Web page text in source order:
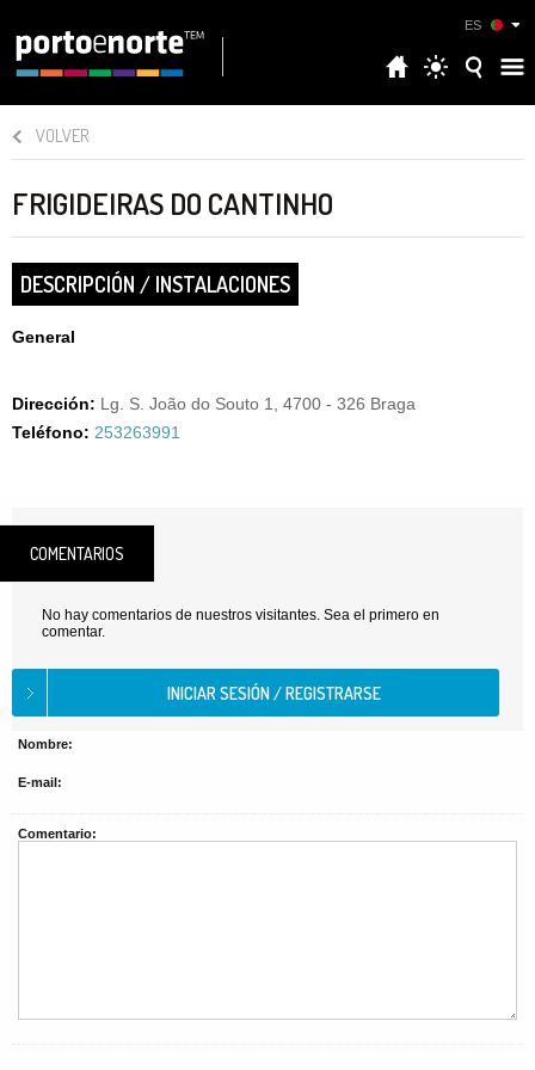
ES
VOLVER
FRIGIDEIRAS DO CANTINHO
DESCRIPCIÓN / INSTALACIONES
General
Dirección: Lg. S. João do Souto 1, 4700 - 326 Braga
Teléfono: 253263991
COMENTARIOS
No hay comentarios de nuestros visitantes. Sea el primero en
comentar.
Nombre:
E-mail:
Comentario: